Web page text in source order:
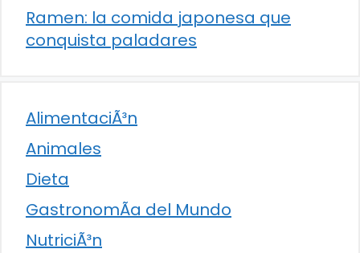
Ramen: la comida japonesa que
conquista paladares
AlimentaciÃ³n
Animales
Dieta
GastronomÃ­a del Mundo
NutriciÃ³n